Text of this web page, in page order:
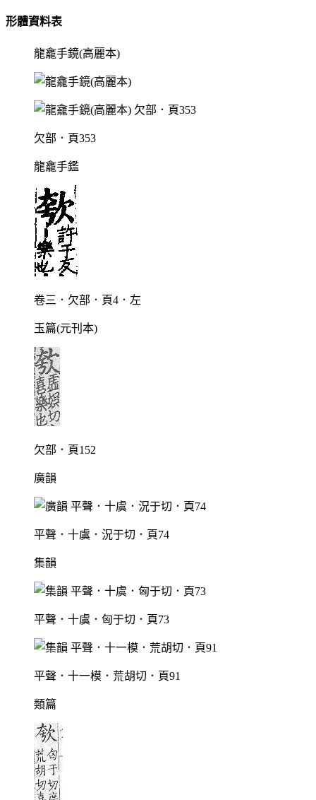
形體資料表
龍龕手鏡(高麗本)
欠部．頁353
龍龕手鑑
卷三．欠部．頁4．左
玉篇(元刊本)
欠部．頁152
廣韻
平聲．十虞．況于切．頁74
集韻
平聲．十虞．匈于切．頁73
平聲．十一模．荒胡切．頁91
類篇